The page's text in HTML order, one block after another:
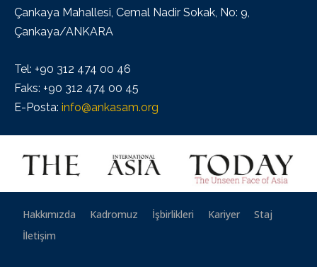
Çankaya Mahallesi, Cemal Nadir Sokak, No: 9,
Çankaya/ANKARA
Tel: +90 312 474 00 46
Faks: +90 312 474 00 45
E-Posta: info@ankasam.org
Hakkımızda Kadromuz İşbirlikleri Kariyer
Staj
İletişim